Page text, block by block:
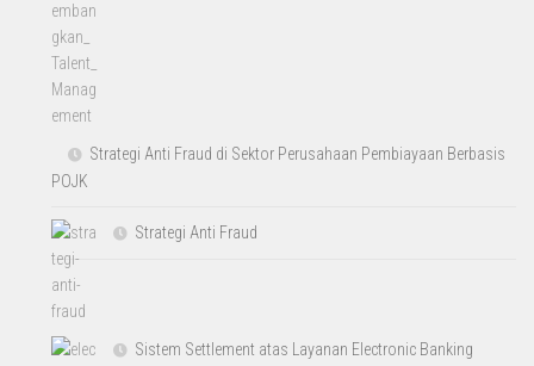
Strategi Anti Fraud di Sektor Perusahaan Pembiayaan Berbasis
POJK
Strategi Anti Fraud
Sistem Settlement atas Layanan Electronic Banking